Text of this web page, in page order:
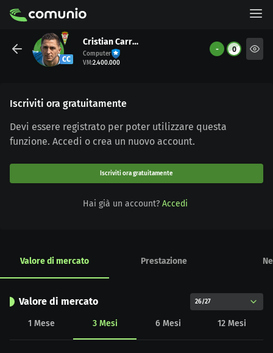
CC
Cristian Carracedo
Computer
VM:2.400.000
- 0
Iscriviti ora gratuitamente
Devi essere registrato per poter utilizzare questa
funzione. Accedi o crea un nuovo account.
Iscriviti ora gratuitamente
Hai già un account? Accedi
Valore di mercato Prestazione
Valore di mercato 26/27
1 Mese 3 Mesi 6 Mesi 12 Mesi